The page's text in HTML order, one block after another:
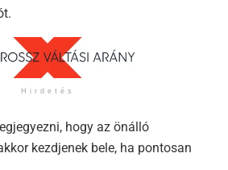
Hirdetés
hogy az önálló
kezdjenek bele, ha pontosan